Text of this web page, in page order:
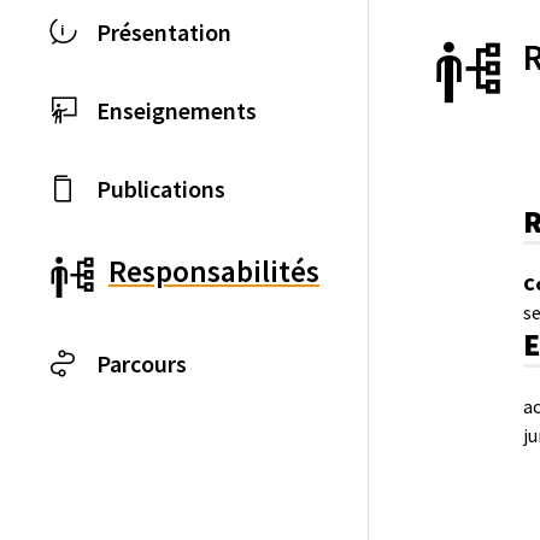
Présentation
Enseignements
Publications
Responsabilités
Parcours